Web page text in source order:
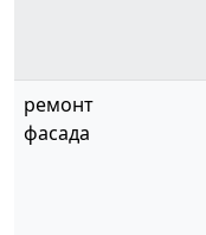
ремонт
фасада